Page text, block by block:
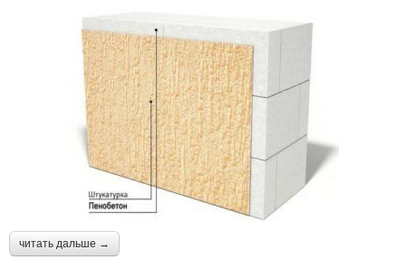
читать дальше →